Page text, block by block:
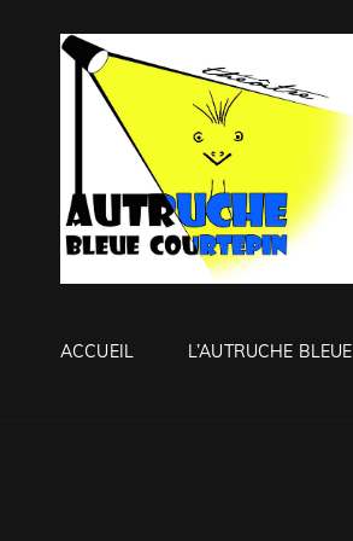
ACCUEIL L’AUTRUCHE BLEUE